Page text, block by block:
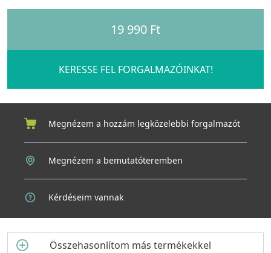
19 990 Ft
KERESSE FEL FORGALMAZÓINKAT!
Megnézem a hozzám legközelebbi forgalmazót
Megnézem a bemutatóteremben
Kérdéseim vannak
Összehasonlítom más termékekkel